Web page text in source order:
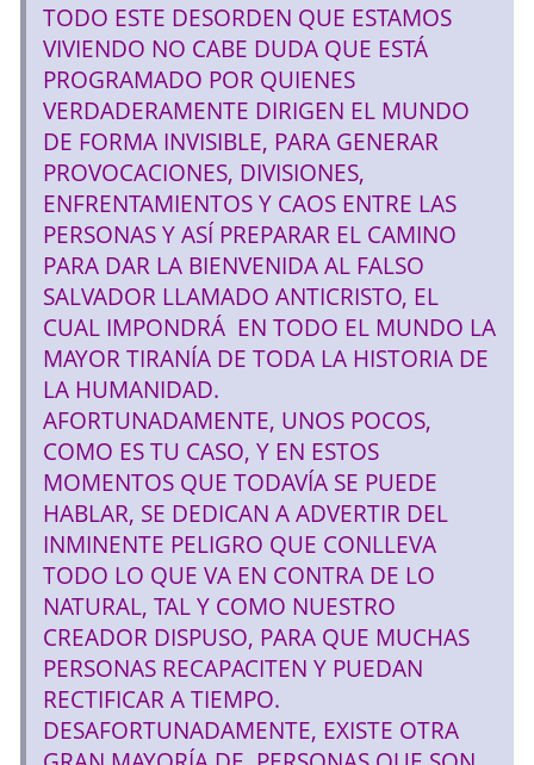
TODO ESTE DESORDEN QUE ESTAMOS
VIVIENDO NO CABE DUDA QUE ESTÁ
PROGRAMADO POR QUIENES
VERDADERAMENTE DIRIGEN EL MUNDO
DE FORMA INVISIBLE, PARA GENERAR
PROVOCACIONES, DIVISIONES,
ENFRENTAMIENTOS Y CAOS ENTRE LAS
PERSONAS Y ASÍ PREPARAR EL CAMINO
PARA DAR LA BIENVENIDA AL FALSO
SALVADOR LLAMADO ANTICRISTO, EL
CUAL IMPONDRÁ EN TODO EL MUNDO LA
MAYOR TIRANÍA DE TODA LA HISTORIA DE
LA HUMANIDAD.
AFORTUNADAMENTE, UNOS POCOS,
COMO ES TU CASO, Y EN ESTOS
MOMENTOS QUE TODAVÍA SE PUEDE
HABLAR, SE DEDICAN A ADVERTIR DEL
INMINENTE PELIGRO QUE CONLLEVA
TODO LO QUE VA EN CONTRA DE LO
NATURAL, TAL Y COMO NUESTRO
CREADOR DISPUSO, PARA QUE MUCHAS
PERSONAS RECAPACITEN Y PUEDAN
RECTIFICAR A TIEMPO.
DESAFORTUNADAMENTE, EXISTE OTRA